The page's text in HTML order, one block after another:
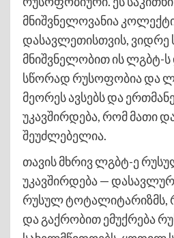
მნიშვნელოვანია
დასავლეთისთვის, ვიდრე
მნიშვნელობით ის ლგბტ-
სწორად რუსოფობია და
მეორეს ავსებს და
უკავშირდება, რომ მათი
შეუძლებელია.
თავის მხრივ ლგბტ-ე
უკავშირდება —
რუსულ ტოტალიტარიზმს,
და გაქრობით ემუქრება